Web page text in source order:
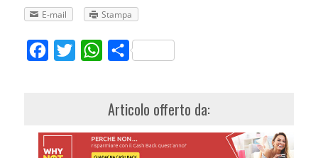
E-mail
Stampa
FacebookTwitterWhatsApp
Share
Articolo offerto da: